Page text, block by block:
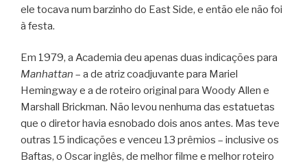
ele tocava num barzinho do East Side, e então ele não foi
à festa.
Em 1979, a Academia deu apenas duas indicações para
Manhattan – a de atriz coadjuvante para Mariel
Hemingway e a de roteiro original para Woody Allen e
Marshall Brickman. Não levou nenhuma das estatuetas
que o diretor havia esnobado dois anos antes. Mas teve
outras 15 indicações e venceu 13 prêmios – inclusive os
Baftas, o Oscar inglês, de melhor filme e melhor roteiro